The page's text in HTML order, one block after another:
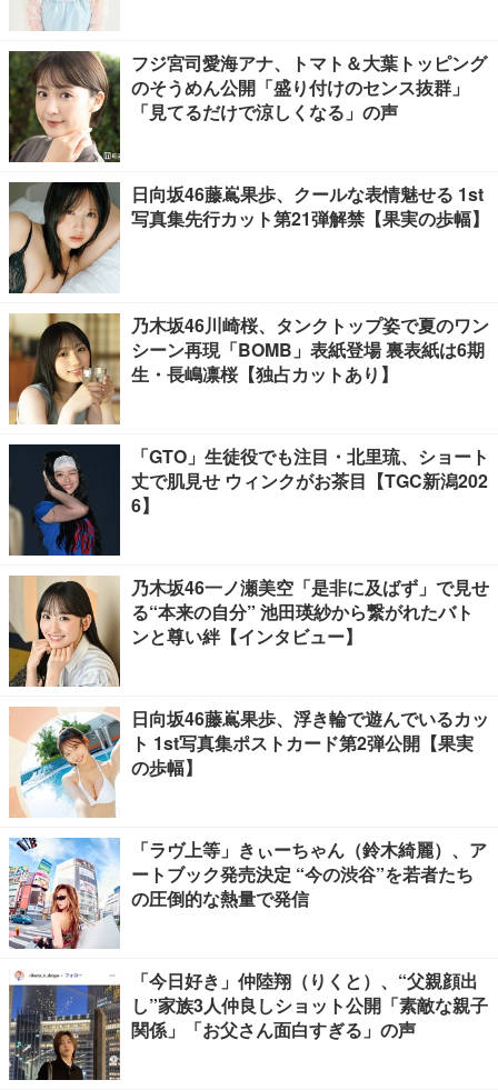
フジ宮司愛海アナ、トマト＆大葉トッピング
のそうめん公開「盛り付けのセンス抜群」
「見てるだけで涼しくなる」の声
日向坂46藤嶌果歩、クールな表情魅せる 1st
写真集先行カット第21弾解禁【果実の歩幅】
乃木坂46川崎桜、タンクトップ姿で夏のワン
シーン再現「BOMB」表紙登場 裏表紙は6期
生・長嶋凛桜【独占カットあり】
「GTO」生徒役でも注目・北里琉、ショート
丈で肌見せ ウィンクがお茶目【TGC新潟202
6】
乃木坂46一ノ瀬美空「是非に及ばず」で見せ
る“本来の自分” 池田瑛紗から繋がれたバト
ンと尊い絆【インタビュー】
日向坂46藤嶌果歩、浮き輪で遊んでいるカッ
ト 1st写真集ポストカード第2弾公開【果実
の歩幅】
「ラヴ上等」きぃーちゃん（鈴木綺麗）、ア
ートブック発売決定 “今の渋谷”を若者たち
の圧倒的な熱量で発信
「今日好き」仲陸翔（りくと）、“父親顔出
し”家族3人仲良しショット公開「素敵な親子
関係」「お父さん面白すぎる」の声